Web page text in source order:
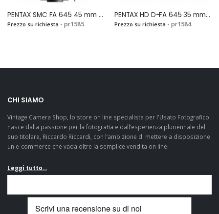
PENTAX SMC FA 645 45 mm F.2,8Si
Prezzo su richiesta - pr1585
PENTAX HD D-FA 645 35 mm F.3,5 AL (IF)Si
Prezzo su richiesta - pr1584
CHI SIAMO
Vintage Camera Shop, lo store on line specialista per l'Usato Fotografico
nasce dalla passione per la fotografia e dall’esperienza pluriennale del
suo titolare, Riccardo Riccardi, con l’ambizione di mettere a disposizione
un e-commerce che vada oltre la semplice vendita on line.
Leggi tutto...